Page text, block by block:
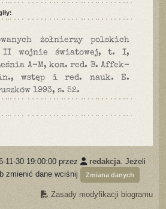
żołnierzy polskich
II wojnie światowej, t. I,
A-M, kom. red. B. Affek-
wstęp i red. nauk. E.
1993, s. 52.
11-30 19:00:00 przez redakcja. Jeżeli
zmienić dane wciśnij
Zmiana danych
Zasady modyfikacji biogramu